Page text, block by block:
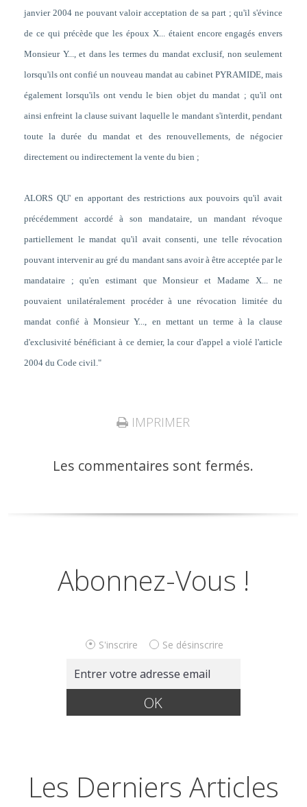
janvier 2004 ne pouvant valoir acceptation de sa part ; qu'il s'évince
de ce qui précède que les époux X... étaient encore engagés envers
Monsieur Y..., et dans les termes du mandat exclusif, non seulement
lorsqu'ils ont confié un nouveau mandat au cabinet PYRAMIDE, mais
également lorsqu'ils ont vendu le bien objet du mandat ; qu'il ont
ainsi enfreint la clause suivant laquelle le mandant s'interdit, pendant
toute la durée du mandat et des renouvellements, de négocier
directement ou indirectement la vente du bien ;
ALORS QU' en apportant des restrictions aux pouvoirs qu'il avait
précédemment accordé à son mandataire, un mandant révoque
partiellement le mandat qu'il avait consenti, une telle révocation
pouvant intervenir au gré du mandant sans avoir à être acceptée par le
mandataire ; qu'en estimant que Monsieur et Madame X... ne
pouvaient unilatéralement procéder à une révocation limitée du
mandat confié à Monsieur Y..., en mettant un terme à la clause
d'exclusivité bénéficiant à ce dernier, la cour d'appel a violé l'article
2004 du Code civil."
IMPRIMER
Les commentaires sont fermés.
Abonnez-Vous !
S'inscrire Se désinscrire
Les Derniers Articles